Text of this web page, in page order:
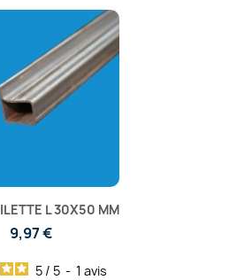
L 30X50 MM
9,97 €
5 / 5 - 1 avis